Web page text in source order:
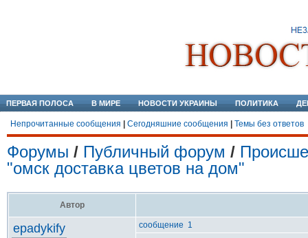
ПЕРВАЯ ПОЛОСА В МИРЕ НОВОСТИ УКРАИНЫ ПОЛИТИКА
Непрочитанные сообщения Сегодняшние сообщения Темы без ответов
Форумы / Публичный форум /
"омск доставка цветов на дом"
Автор
epadykify сообщение 1